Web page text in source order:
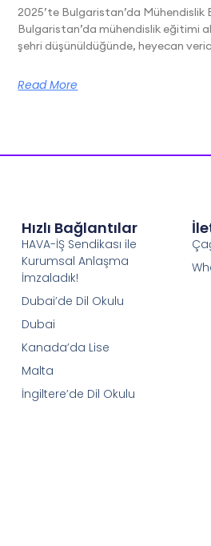
2025’te Bulgaristan’da Mühendislik
Bulgaristan’da mühendislik eğitimi
şehri düşünüldüğünde, heyecan
Read More
Hızlı Bağlantılar
HAVA-İŞ Sendikası ile
Kurumsal Anlaşma
İmzaladık!
Dubai’de Dil Okulu
Dubai
Kanada’da Lise
Malta
İngiltere’de Dil Okulu